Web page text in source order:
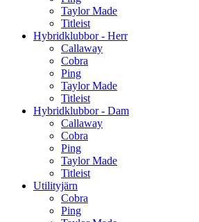
Taylor Made
Titleist
Hybridklubbor - Herr
Callaway
Cobra
Ping
Taylor Made
Titleist
Hybridklubbor - Dam
Callaway
Cobra
Ping
Taylor Made
Titleist
Utilityjärn
Cobra
Ping